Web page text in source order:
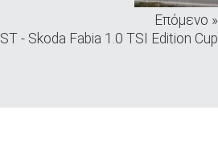
Επόμενο »
- Skoda Fabia 1.0 TSI Edition Cup